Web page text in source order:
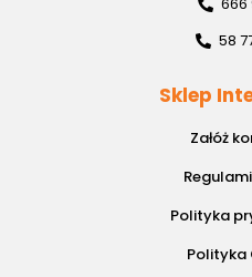
58
Sklep
Załóż
Polityka
Polityka